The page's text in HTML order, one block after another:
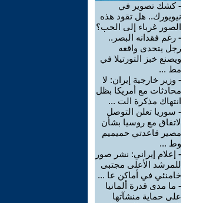
-كشك تصوير في
نيويورك.. هل تقود هذه
الصور غرباء إلى الحب؟
- رغم فقدانه البصر..
رجل يتحدى واقعه
ويصنع خبز التورتيلا في
مط ...
- وزير خارجية إيران: لا
محادثات مع أمريكا بظل
انتهاك مذكرة الت ...
- سوريا تعلن التوصل
لاتفاق مع روسيا بشأن
مصير قاعدتي حميميم
وط ...
- إعلام إيراني: نشر صور
للمرشد الأعلى مجتبى
خامنئي في أماكن عا ...
- ما مدى قدرة ألمانيا
على حماية منشآتها